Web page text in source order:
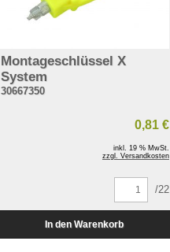
Montageschlüssel X
System
30667350
0,81 €
inkl. 19 % MwSt.
zzgl. Versandkosten
/22